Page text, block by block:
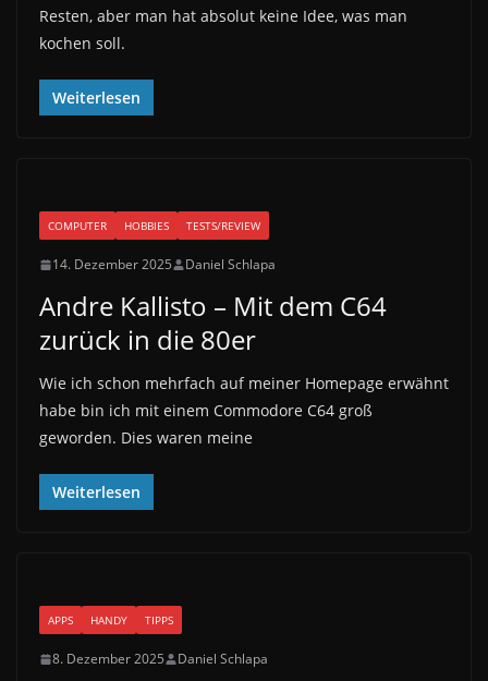
Resten, aber man hat absolut keine Idee, was man
kochen soll.
Weiterlesen
COMPUTER HOBBIES TESTS/REVIEW
14. Dezember 2025 Daniel Schlapa
Andre Kallisto – Mit dem C64
zurück in die 80er
Wie ich schon mehrfach auf meiner Homepage erwähnt
habe bin ich mit einem Commodore C64 groß
geworden. Dies waren meine
Weiterlesen
APPS HANDY TIPPS
8. Dezember 2025 Daniel Schlapa